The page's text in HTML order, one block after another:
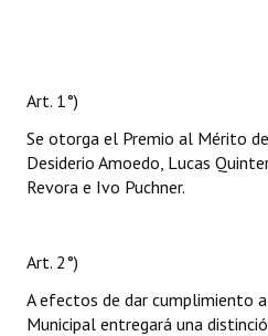
Art. 1°)
Se otorga el Premio al Mérito
Desiderio Amoedo, Lucas
Revora e Ivo Puchner.
Art. 2°)
A efectos de dar cumplimiento
Municipal entregará una